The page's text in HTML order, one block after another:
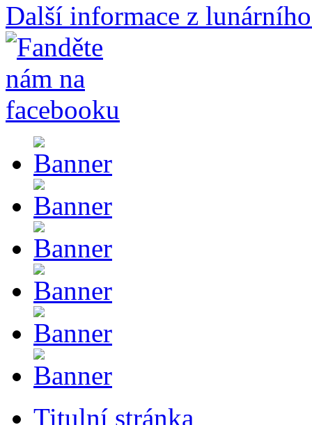
Další informace z
Titulní stránka